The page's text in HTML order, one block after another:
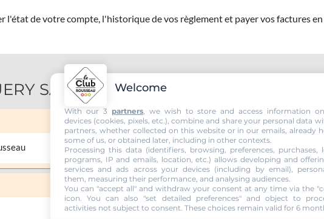
l'état de votre compte, l'historique de vos règlement et payer vos factures en
SAVENAY, passez votre permis
Welcome
With our 3 partners, we wish to store and access information
devices (cookies, pixels, etc.), combine and share your personal data
partners, whether collected on this website or in our emails, already
some of us, or obtained later, including in other contexts.
Processing this data (identifiers, browsing, preferences, purchases,
programs, IP and emails, location, etc.) allows developing and
services and ads across your devices (including by email),
them, measuring their performance, and analysing audiences.
You can "accept all" and withdraw your consent at any time via the
icon. You can also "set detailed preferences" and object to
activities not subject to consent. These choices remain valid for 6